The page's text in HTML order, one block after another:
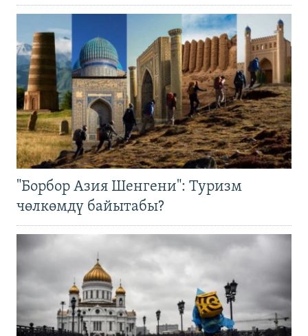
"Борбор Азия Шенгени": Туризм
чөлкөмдү байытабы?